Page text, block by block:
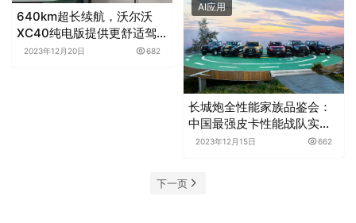
640km超长续航，沃尔沃
XC40纯电版提供更舒适驾
驶体验
2023年12月20日 682
AI应用
长城炮全性能家族品鉴会：
中国最强皮卡性能战队实至
名归
2023年12月15日 662
下一页